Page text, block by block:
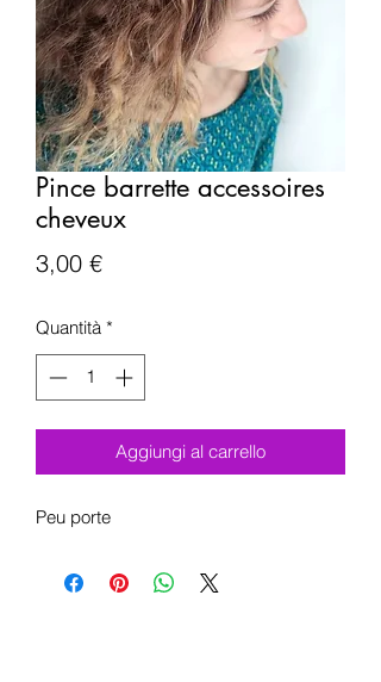
Pince barrette accessoires
cheveux
3,00 €Prezzo
Quantità *
Aggiungi al carrello
Peu porte